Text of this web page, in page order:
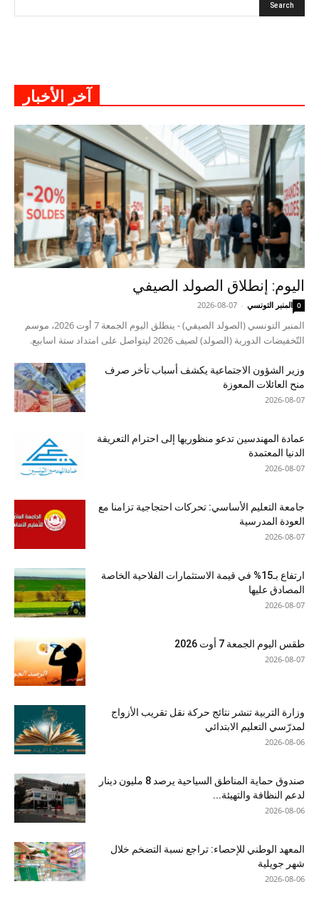
آخر الأخبار
اليوم: إنطلاق الصولد الصيفي
المنبر التونسي -
2026-08-07 0
المنبر التونسي (الصولد الصيفي) - ينطلق اليوم الجمعة 7 أوت 2026، موسم
التّخفيضات الدورية (الصولد) لصيف 2026 ليتواصل على امتداد ستة اسابيع.
وزير الشؤون الاجتماعية يكشف أسباب تأخر صرف
منح العائلات المعوزة
2026-08-07
عمادة المهندسين تدعو منظوريها إلى احترام التعريفة
الدنيا المعتمدة
2026-08-07
جامعة التعليم الأساسي: تحركات احتجاجية تزامنا مع
العودة المدرسية
2026-08-07
ارتفاع بـ15% في قيمة الاستثمارات الفلاحية الخاصة
المصادق عليها
2026-08-07
طقس اليوم الجمعة 7 أوت 2026
2026-08-07
وزارة التربية تنشر نتائج حركة نقل تقريب الأزواج
لمدرّسي التعليم الابتدائي
2026-08-06
صندوق حماية المناطق السياحية يرصد 8 مليون دينار
لدعم النظافة والتهيئة...
2026-08-06
المعهد الوطني للإحصاء: تراجع نسبة التضخم خلال
شهر جويلية
2026-08-06